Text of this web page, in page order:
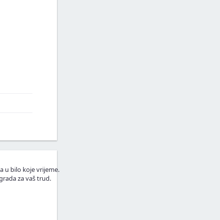
u bilo koje vrijeme.
za vaš trud.